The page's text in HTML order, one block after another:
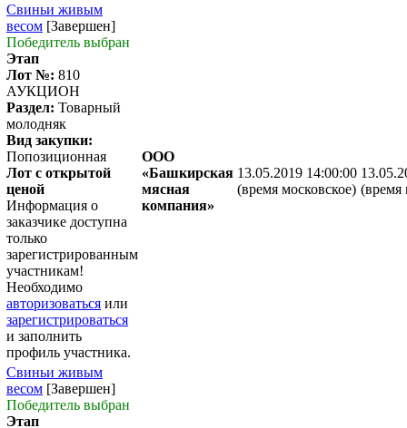
Свиньи живым
весом [Завершен]
Победитель выбран
Этап
Лот №: 810
АУКЦИОН
Раздел: Товарный
молодняк
Вид закупки:
Попозиционная
Лот с открытой
ценой
Информация о
заказчике доступна
только
зарегистрированным
участникам!
Необходимо
авторизоваться или
зарегистрироваться
и заполнить
профиль участника.
ООО
«Башкирская
мясная
компания»
13.05.2019 14:00:00
(время московское) (время
Свиньи живым
весом [Завершен]
Победитель выбран
Этап